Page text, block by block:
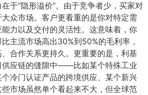
于“隐形溢价”。由于竞争者少，买家对
众市场。客户更看重的是你对特定需
力以及交付的灵活性。这意味着，你
主流市场高出30%到50%的毛利率，
合作关系更持久。更重要的是，利基
供应链的缝隙中——比如某个特殊工业
冷门认证产品的跨境供应、某个新兴
市场虽然单个看起来不大，但全球范